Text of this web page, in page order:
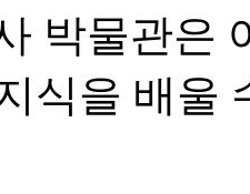
박물관은
식을 배울